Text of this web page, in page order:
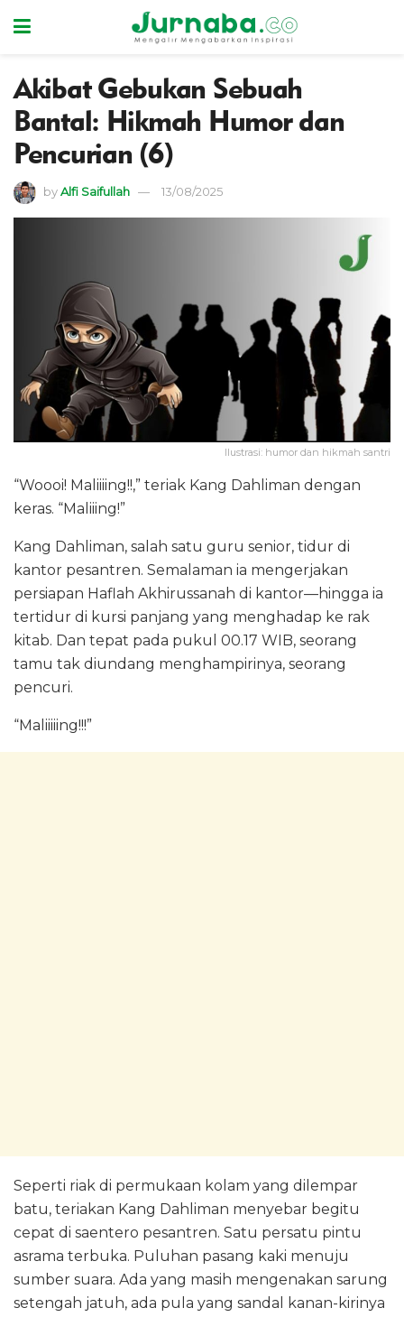
Akibat Gebukan Sebuah
Bantal: Hikmah Humor dan
Pencurian (6)
byAlfi Saifullah 13/08/2025
Ilustrasi: humor dan hikmah santri
“Woooi! Maliiiing!!,” teriak Kang Dahliman dengan
keras. “Maliiing!”
Kang Dahliman, salah satu guru senior, tidur di
kantor pesantren. Semalaman ia mengerjakan
persiapan Haflah Akhirussanah di kantor—hingga ia
tertidur di kursi panjang yang menghadap ke rak
kitab. Dan tepat pada pukul 00.17 WIB, seorang
tamu tak diundang menghampirinya, seorang
pencuri.
“Maliiiiing!!!”
Seperti riak di permukaan kolam yang dilempar
batu, teriakan Kang Dahliman menyebar begitu
cepat di saentero pesantren. Satu persatu pintu
asrama terbuka. Puluhan pasang kaki menuju
sumber suara. Ada yang masih mengenakan sarung
setengah jatuh, ada pula yang sandal kanan-kirinya